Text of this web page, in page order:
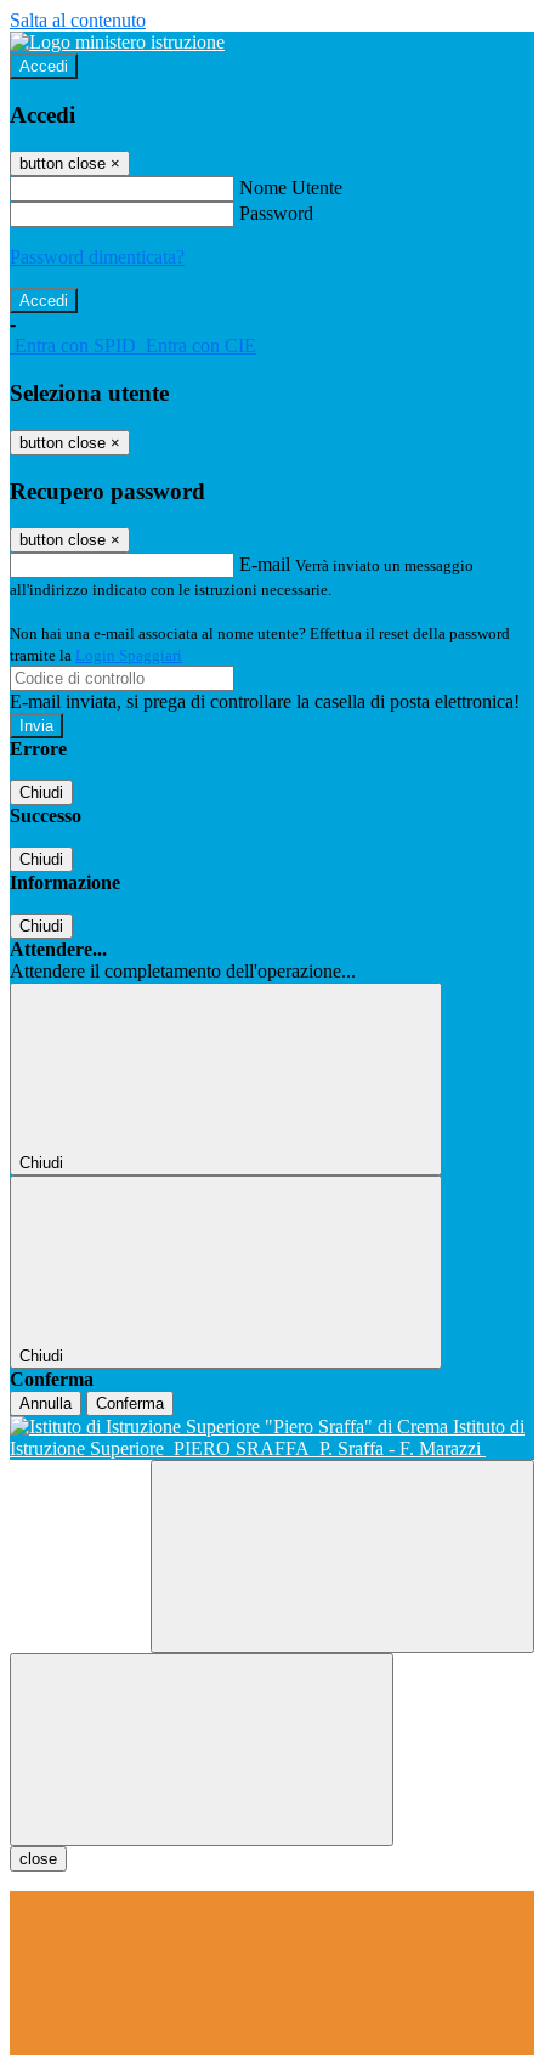
Salta al contenuto
Accedi
Accedi
button close ×
Nome Utente
Password
Password dimenticata?
-
Entra con SPID Entra con CIE
Seleziona utente
button close ×
Recupero password
button close ×
E-mail Verrà inviato un messaggio
all'indirizzo indicato con le istruzioni necessarie.
Non hai una e-mail associata al nome utente? Effettua il reset della password
tramite la Login Spaggiari
E-mail inviata, si prega di controllare la casella di posta elettronica!
Errore
Chiudi
Successo
Chiudi
Informazione
Chiudi
Attendere...
Attendere il completamento dell'operazione...
Chiudi
Chiudi
Conferma
Annulla Conferma
Istituto di
Istruzione Superiore PIERO SRAFFA P. Sraffa - F. Marazzi
close